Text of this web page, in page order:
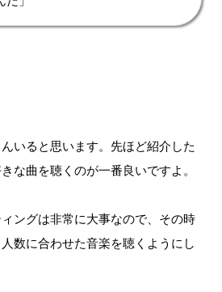
いると思います。 先ほど紹介した
な曲を聴くのが一番良いですよ。
ングは非常に大事なので、その時
数に合わせた音楽を聴くようにし